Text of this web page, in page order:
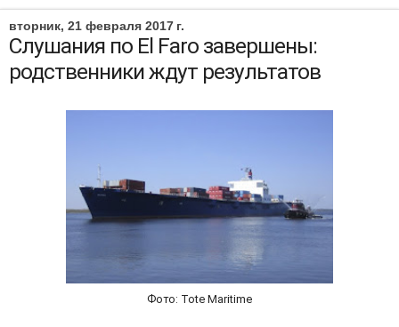
вторник, 21 февраля 2017 г.
Слушания по El Faro завершены:
родственники ждут результатов
Фото: Tote Maritime